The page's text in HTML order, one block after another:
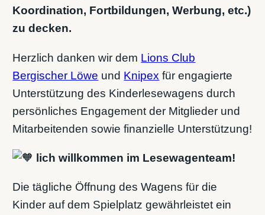
Koordination, Fortbildungen, Werbung, etc.)
zu decken.
Herzlich danken wir dem Lions Club
Bergischer Löwe und Knipex für engagierte
Unterstützung des Kinderlesewagens durch
persönliches Engagement der Mitglieder und
Mitarbeitenden sowie finanzielle Unterstützung!
lich willkommen im Lesewagenteam!
Die tägliche Öffnung des Wagens für die
Kinder auf dem Spielplatz gewährleistet ein